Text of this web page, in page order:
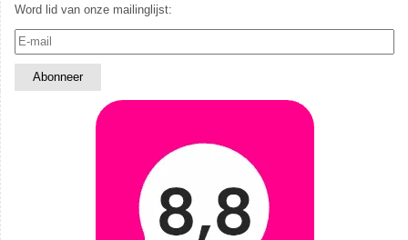
Word lid van onze mailinglijst: